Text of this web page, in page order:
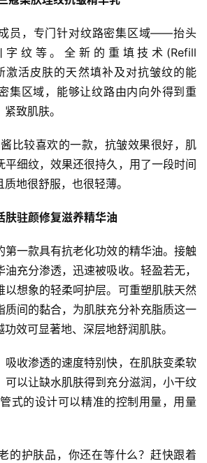
员，专门针对纹路密集区域——抬头
纹等。全新的重填技术(Refill
激活皮肤的天然填补及对抗皱纹的能
集区域，能够让纹路由内向外得到重
致肌肤。
比较喜欢的一款，抗皱效果很好，肌
平细纹，效果还很持久，用了一段时间
地很舒服，也很轻薄。
肤驻颜修复滋养精华油
一款具有抗老化功效的精华油。接触
充分渗透，迅速被吸收。轻盈若无，
以想象的轻柔呵护层。可重塑肌肤天然
质间的黏合，为肌肤充分补充脂质这一
效可显著地、深层地舒润肌肤。
吸收渗透的速度特别快，在肌肤变柔软
可以让缺水肌肤得到充分滋润，小干纹
式的设计可以精准的控制用量，用量
的护肤品，你还在等什么？赶快跟着